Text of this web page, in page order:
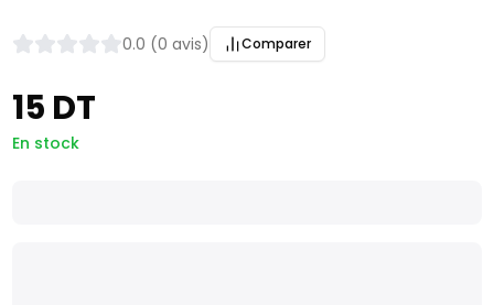
0.0 (0 avis) Comparer
15 DT
En stock